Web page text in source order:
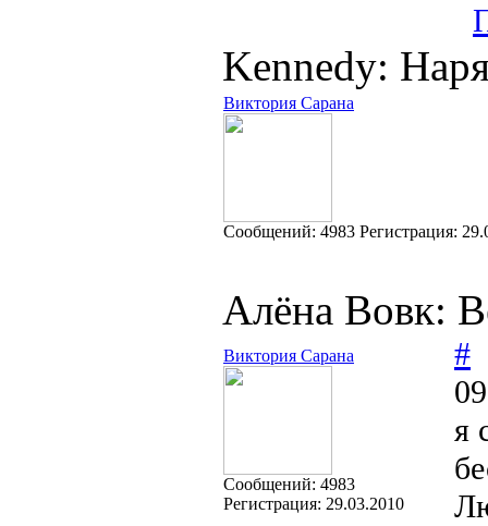
Kennedy:
Виктория Сарана
Cообщений: 4983 Регистрация:
Алёна Вовк:
Виктория Сарана
Cообщений: 4983
Регистрация: 29.03.2010
#
я